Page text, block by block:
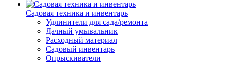
Садовая техника и инвентарь
Удлинители для сада/ремонта
Дачный умывальник
Расходный материал
Садовый инвентарь
Опрыскиватели